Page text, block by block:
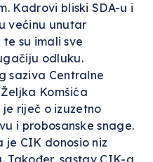
Kadrovi bliski SDA-u i
većinu unutar
su imali sve
odluku.
saziva Centralne
Komšića
riječ o izuzetno
i probosanske snage.
je CIK donosio niz
Također, sastav CIK-a